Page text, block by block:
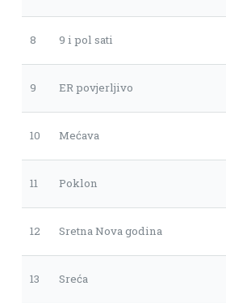
8 9 i pol sati
9 ER povjerljivo
10 Mećava
11 Poklon
12 Sretna Nova godina
13 Sreća